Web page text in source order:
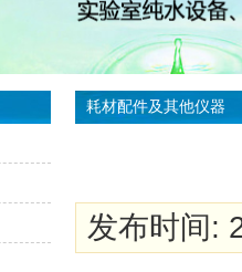
耗材配件及其他仪器
发布时间: